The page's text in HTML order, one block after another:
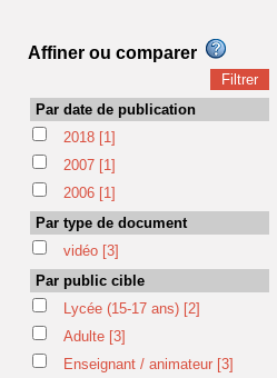
Affiner ou comparer
Par date de publication
2018 [1]
2007 [1]
2006 [1]
Par type de document
vidéo [3]
Par public cible
Lycée (15-17 ans) [2]
Adulte [3]
Enseignant / animateur [3]